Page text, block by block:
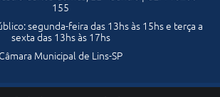
155
segunda-feira das 13hs às 15hs e terça a
sexta das 13hs às 17hs
Câmara Municipal de Lins-SP